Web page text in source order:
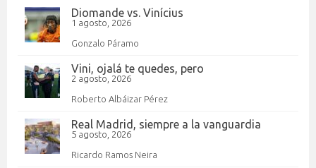
Diomande vs. Vinícius
1 agosto, 2026
Gonzalo Páramo
Vini, ojalá te quedes, pero
2 agosto, 2026
Roberto Albáizar Pérez
Real Madrid, siempre a la vanguardia
5 agosto, 2026
Ricardo Ramos Neira